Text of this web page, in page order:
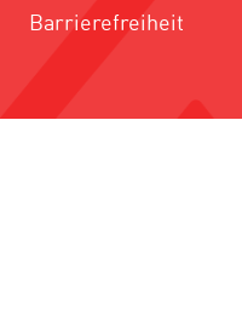
Barrierefreiheit